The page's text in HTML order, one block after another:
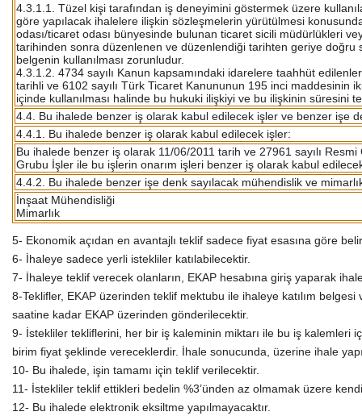
4.3.1.1. Tüzel kişi tarafından iş deneyimini göstermek üzere
göre yapılacak ihalelere ilişkin sözleşmelerin yürütülmesi
odası/ticaret odası bünyesinde bulunan ticaret sicili müdürlükleri
tarihinden sonra düzenlenen ve düzenlendiği tarihten geriye doğru
belgenin kullanılması zorunludur.
4.3.1.2. 4734 sayılı Kanun kapsamındaki idarelere taahhüt
tarihli ve 6102 sayılı Türk Ticaret Kanununun 195 inci maddesinin
içinde kullanılması halinde bu hukuki ilişkiyi ve bu ilişkinin süresini
4.4. Bu ihalede benzer iş olarak kabul edilecek işler ve benzer işe
4.4.1. Bu ihalede benzer iş olarak kabul edilecek işler:
Bu ihalede benzer iş olarak 11/06/2011 tarih ve 27961 sayılı
Grubu İşler ile bu işlerin onarım işleri benzer iş olarak kabul
4.4.2. Bu ihalede benzer işe denk sayılacak mühendislik ve
İnşaat Mühendisliği
Mimarlık
5- Ekonomik açıdan en avantajlı teklif sadece fiyat esasına göre
6- İhaleye sadece yerli istekliler katılabilecektir.
7- İhaleye teklif verecek olanların, EKAP hesabına giriş yaparak
8-Teklifler, EKAP üzerinden teklif mektubu ile ihaleye katılım
saatine kadar EKAP üzerinden gönderilecektir.
9- İstekliler tekliflerini, her bir iş kaleminin miktarı ile bu iş kalemleri
birim fiyat şeklinde vereceklerdir. İhale sonucunda, üzerine ihale
10- Bu ihalede, işin tamamı için teklif verilecektir.
11- İstekliler teklif ettikleri bedelin %3’ünden az olmamak üzere
12- Bu ihalede elektronik eksiltme yapılmayacaktır.